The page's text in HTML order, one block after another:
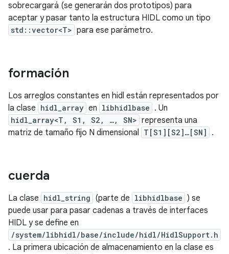
sobrecargará (se generarán dos prototipos) para
aceptar y pasar tanto la estructura HIDL como un tipo
std::vector<T> para ese parámetro.
formación
Los arreglos constantes en hidl están representados por
la clase hidl_array en libhidlbase . Un
hidl_array<T, S1, S2, …, SN> representa una
matriz de tamaño fijo N dimensional T[S1][S2]…[SN] .
cuerda
La clase hidl_string (parte de libhidlbase ) se
puede usar para pasar cadenas a través de interfaces
HIDL y se define en
/system/libhidl/base/include/hidl/HidlSupport.h
. La primera ubicación de almacenamiento en la clase es